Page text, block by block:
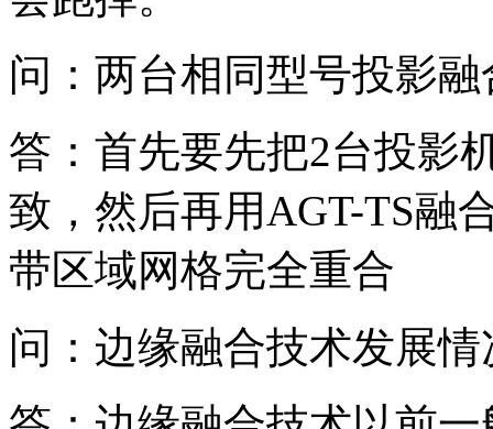
问：两台相同型号投影
答：首先要先把2台投影
致，然后再用AGT-TS融
带区域网格完全重合
问：边缘融合技术发展